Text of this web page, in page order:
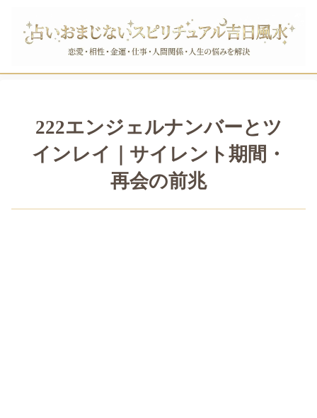
222エンジェルナンバーとツ
インレイ｜サイレント期間・
再会の前兆